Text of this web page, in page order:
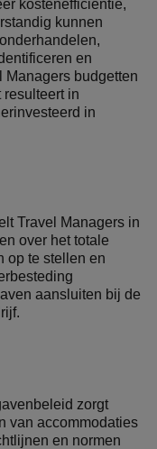
kostenefficiëntie,
kunnen
en
Managers budgetten
in
in
Travel Managers in
over het totale
op te stellen en
aansluiten bij de
zorgt
van accommodaties
en normen